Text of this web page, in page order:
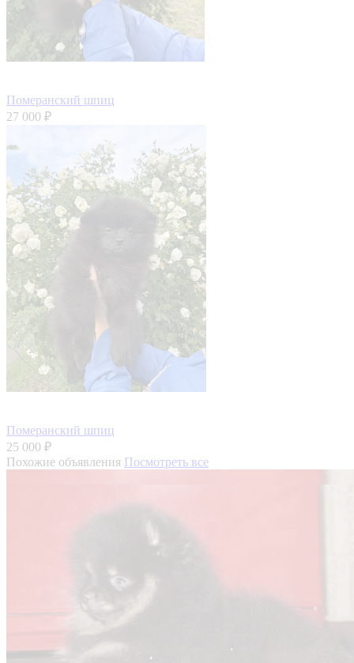
Померанский шпиц
27 000 ₽
Померанский шпиц
25 000 ₽
Похожие объявления Посмотреть все